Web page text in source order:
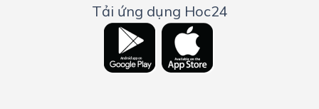
Tải ứng dụng Hoc24